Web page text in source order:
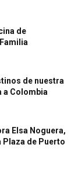
de
de nuestra
a Colombia
Elsa Noguera,
Plaza de Puerto